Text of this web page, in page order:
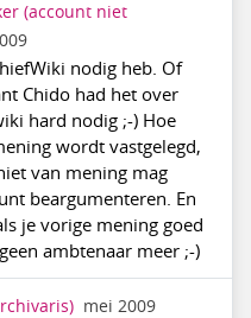
(account niet
nodig heb. Of
Chido had het over
hard nodig ;-) Hoe
wordt vastgelegd,
van mening mag
beargumenteren. En
je vorige mening goed
ambtenaar meer ;-)
mei 2009